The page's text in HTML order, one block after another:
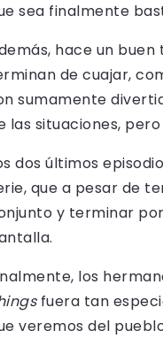
sea finalmente
hace un
de cuajar,
sumamente
las situaciones,
dos últimos
que a pesar de
y terminar
los
fuera tan
veremos del